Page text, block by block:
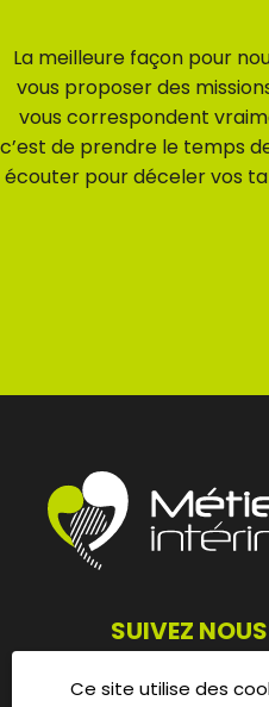
La meilleure façon pour
vous proposer des
vous correspondent
c’est de prendre le temps
écouter pour déceler vos
SUIVEZ
Ce site utilise des